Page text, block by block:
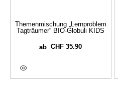
Themenmischung „Lernproblem
Tagträumer“ BIO-Globuli KIDS
abCHF 35.90